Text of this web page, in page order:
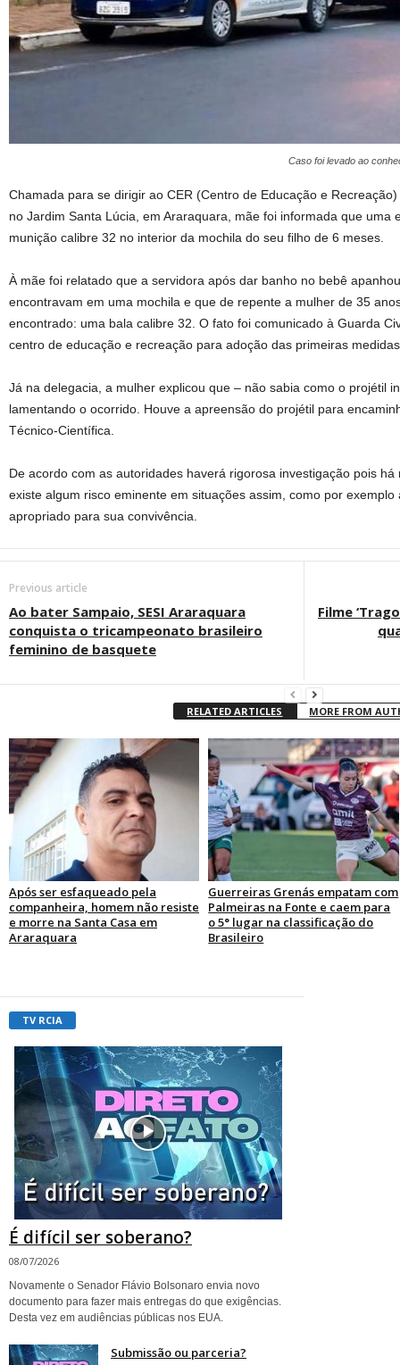
Caso foi levado ao
Chamada para se dirigir ao CER (Centro de Educação e
no Jardim Santa Lúcia, em Araraquara, mãe foi informada que uma
munição calibre 32 no interior da mochila do seu filho de 6 meses.
À mãe foi relatado que a servidora após dar banho no bebê
encontravam em uma mochila e que de repente a mulher de 35
encontrado: uma bala calibre 32. O fato foi comunicado à Guarda
centro de educação e recreação para adoção das primeiras
Já na delegacia, a mulher explicou que – não sabia como o projétil
lamentando o ocorrido. Houve a apreensão do projétil para
Técnico-Científica.
De acordo com as autoridades haverá rigorosa investigação pois
existe algum risco eminente em situações assim, como por
apropriado para sua convivência.
Previous article
Ao bater Sampaio, SESI Araraquara
conquista o tricampeonato brasileiro
feminino de basquete
Filme
RELATED ARTICLES MORE FROM
Após ser esfaqueado pela
companheira, homem não resiste
e morre na Santa Casa em
Araraquara
Guerreiras Grenás empatam com
Palmeiras na Fonte e caem para
o 5° lugar na classificação do
Brasileiro
TV RCIA
É difícil ser soberano?
08/07/2026
Novamente o Senador Flávio Bolsonaro envia novo
documento para fazer mais entregas do que exigências.
Desta vez em audiências públicas nos EUA.
Submissão ou parceria?